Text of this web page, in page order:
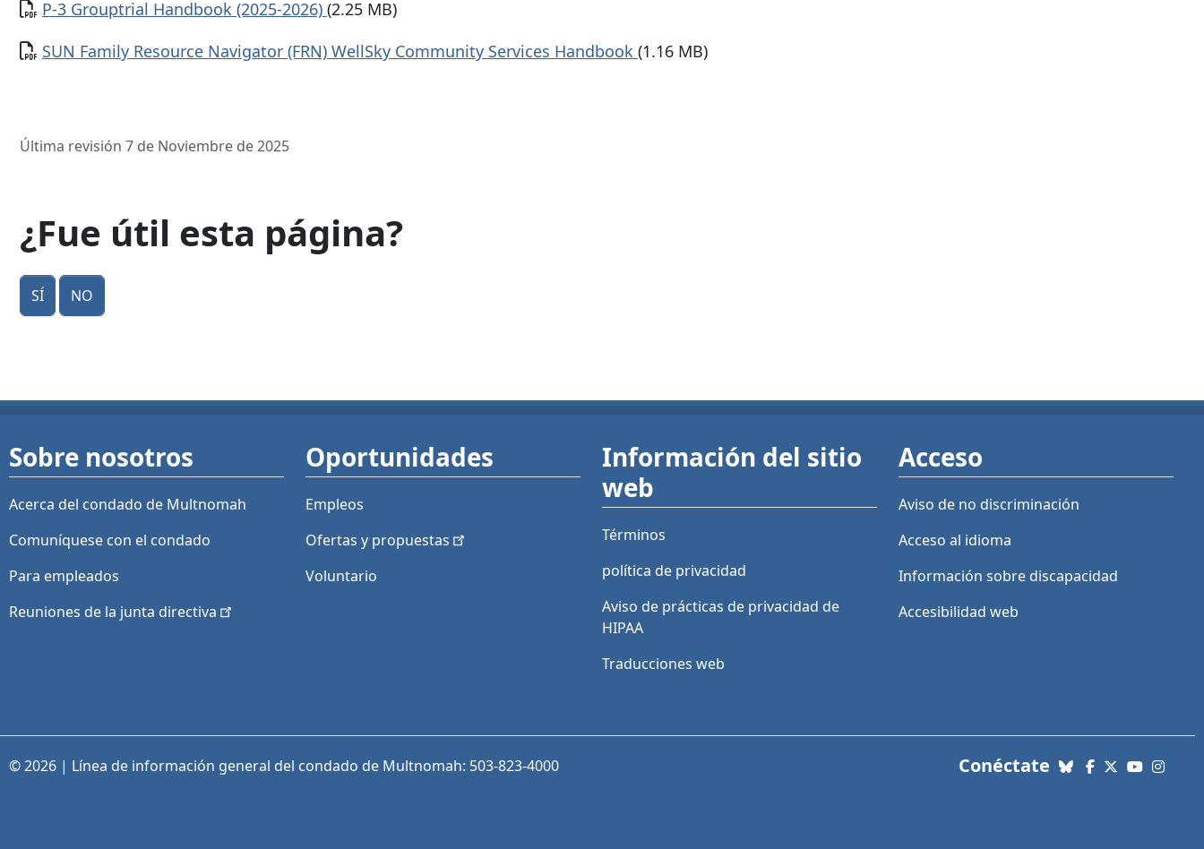
Documento
P-3 Grouptrial Handbook (2025-2026) (2.25 MB)
Documento
SUN Family Resource Navigator (FRN) WellSky Community Services Handbook (1.16 MB)
Última revisión 7 de Noviembre de 2025
¿Fue útil esta página?
Sí No
Sobre nosotros
Acerca del condado de Multnomah
Comuníquese con el condado
Para empleados
Reuniones de la junta directiva
Oportunidades
Empleos
Ofertas y propuestas
Voluntario
Información del sitio
web
Términos
política de privacidad
Aviso de prácticas de privacidad de
HIPAA
Traducciones web
Acceso
Aviso de no discriminación
Acceso al idioma
Información sobre discapacidad
Accesibilidad web
© 2026 | Línea de información general del condado de Multnomah: 503-823-4000 Conéctatecon nosotros.
Bluesky
Facebook
X (Twitter)
YouTube